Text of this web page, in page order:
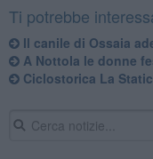
Ti potrebbe
Il canile di Ossaia
A Nottola le donne
Ciclostorica La